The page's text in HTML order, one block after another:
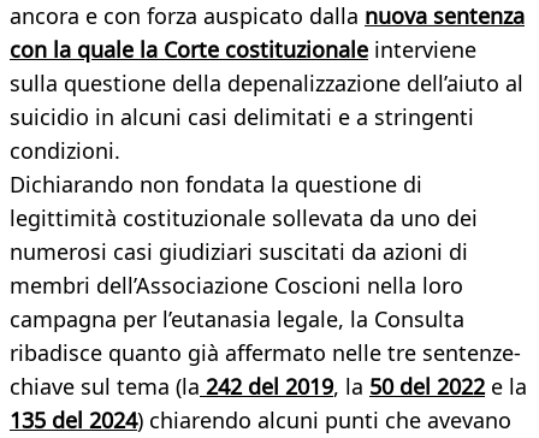
ancora e con forza auspicato dalla nuova sentenza
con la quale la Corte costituzionale interviene
sulla questione della depenalizzazione dell’aiuto al
suicidio in alcuni casi delimitati e a stringenti
condizioni.
Dichiarando non fondata la questione di
legittimità costituzionale sollevata da uno dei
numerosi casi giudiziari suscitati da azioni di
membri dell’Associazione Coscioni nella loro
campagna per l’eutanasia legale, la Consulta
ribadisce quanto già affermato nelle tre sentenze-
chiave sul tema (la 242 del 2019, la 50 del 2022e la
135 del 2024) chiarendo alcuni punti che avevano